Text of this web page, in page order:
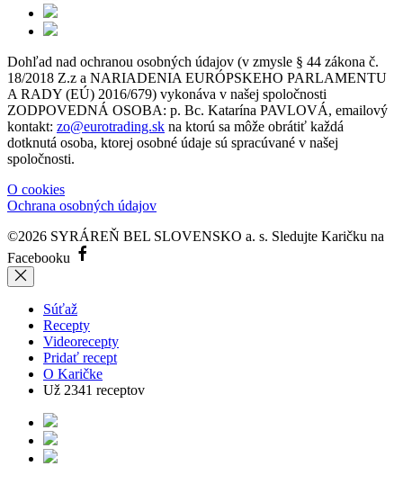
Dohľad nad ochranou osobných údajov (v zmysle § 44 zákona č.
18/2018 Z.z a NARIADENIA EURÓPSKEHO PARLAMENTU
A RADY (EÚ) 2016/679) vykonáva v našej spoločnosti
ZODPOVEDNÁ OSOBA: p. Bc. Katarína PAVLOVÁ, emailový
kontakt: zo@eurotrading.sk na ktorú sa môže obrátiť každá
dotknutá osoba, ktorej osobné údaje sú spracúvané v našej
spoločnosti.
O cookies
Ochrana osobných údajov
©2026 SYRÁREŇ BEL SLOVENSKO a. s. Sledujte Karičku na
Facebooku
Súťaž
Recepty
Videorecepty
Pridať recept
O Karičke
Už 2341 receptov